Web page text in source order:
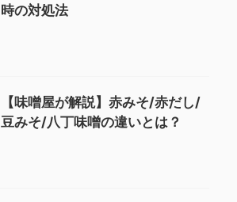
時の対処法
【味噌屋が解説】赤みそ/赤だし/
豆みそ/八丁味噌の違いとは？